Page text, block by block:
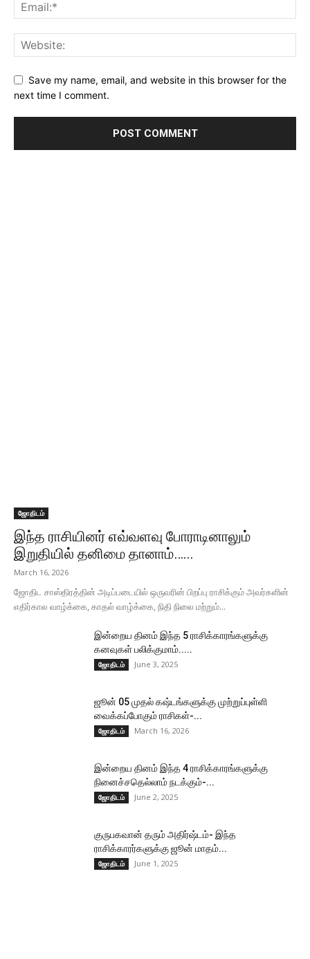
Save my name, email, and website in this browser for the
next time I comment.
ஜோதிடம்
இந்த ராசியினர் எவ்வளவு போராடினாலும்
இறுதியில் தனிமை தானாம்…...
March 16, 2026
ஜோதிட சாஸ்திரத்தின் அடிப்படையில் ஒருவரின் பிறப்பு ராசிக்கும் அவர்களின்
எதிர்கால வாழ்க்கை, காதல் வாழ்க்கை, நிதி நிலை மற்றும்...
இன்றைய தினம் இந்த 5 ராசிக்காரங்களுக்கு
கனவுகள் பலிக்குமாம்.....
ஜோதிடம் June 3, 2025
ஜூன் 05 முதல் கஷ்டங்களுக்கு முற்றுப்புள்ளி
வைக்கப்போகும் ராசிகள்-...
ஜோதிடம் March 16, 2026
இன்றைய தினம் இந்த 4 ராசிக்காரங்களுக்கு
நினைச்சதெல்லாம் நடக்கும்-...
ஜோதிடம் June 2, 2025
குருபகவான் தரும் அதிர்ஷ்டம்- இந்த
ராசிக்காரர்களுக்கு ஜூன் மாதம்...
ஜோதிடம் June 1, 2025